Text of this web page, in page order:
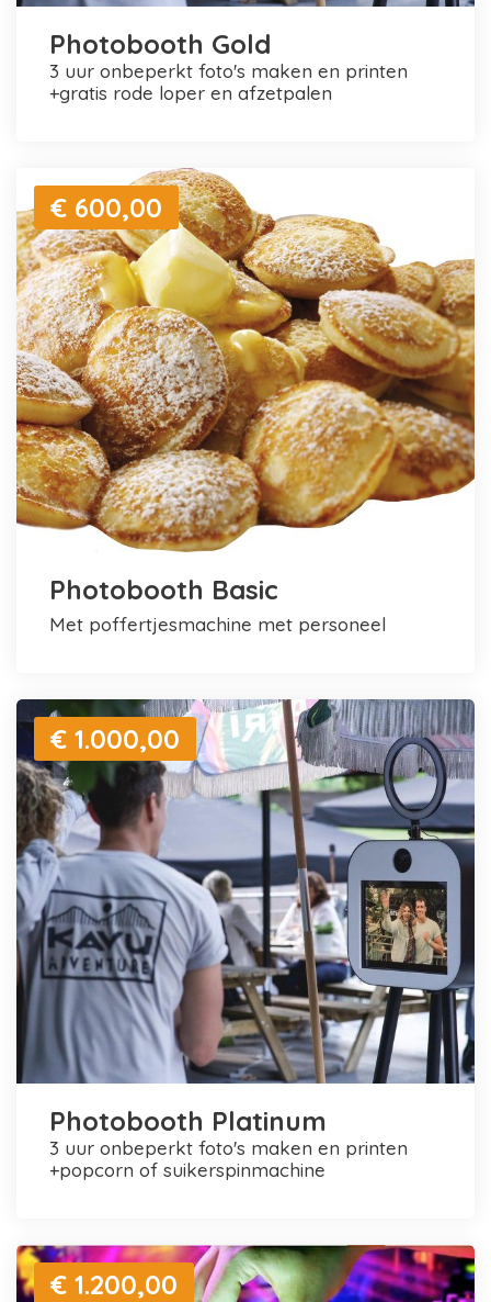
Photobooth Gold
3 uur onbeperkt foto's maken en printen
+gratis rode loper en afzetpalen
€ 600,00
Photobooth Basic
met poffertjesmachine met personeel
€ 1.000,00
Photobooth Platinum
3 uur onbeperkt foto's maken en printen
+popcorn of suikerspinmachine
€ 1.200,00